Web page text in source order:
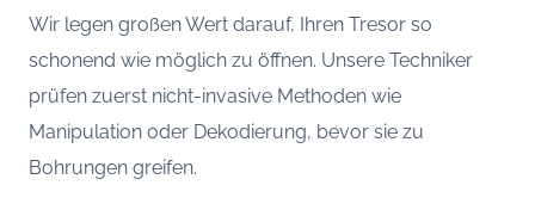
Wir legen großen Wert darauf, Ihren Tresor so
schonend wie möglich zu öffnen. Unsere Techniker
prüfen zuerst nicht-invasive Methoden wie
Manipulation oder Dekodierung, bevor sie zu
Bohrungen greifen.